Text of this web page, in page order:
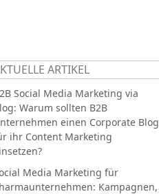
ARTIKEL
Social Media Marketing via
Warum sollten B2B
einen Corporate Blog
ihr Content Marketing
Media Marketing für
Kampagnen,